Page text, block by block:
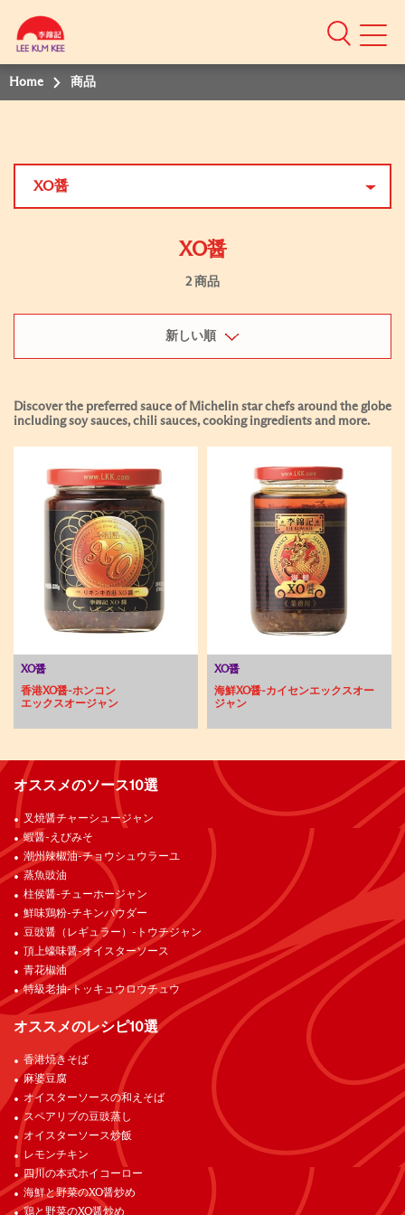
Home 商品
XO醤
XO醤
2 商品
新しい順
Discover the preferred sauce of Michelin star chefs around the globe
including soy sauces, chili sauces, cooking ingredients and more.
XO醤
香港XO醤-ホンコン
エックスオージャン
XO醤
海鮮XO醤-カイセンエックスオー
ジャン
オススメのソース10選
叉焼醤チャーシュージャン
蝦醤-えびみそ
潮州辣椒油-チョウシュウラーユ
蒸魚豉油
柱侯醤-チューホージャン
鮮味鶏粉-チキンパウダー
豆豉醤（レギュラー）-トウチジャン
頂上蠔味醤-オイスターソース
青花椒油
特級老抽-トッキュウロウチュウ
オススメのレシピ10選
香港焼きそば
麻婆豆腐
オイスターソースの和えそば
スペアリブの豆豉蒸し
オイスターソース炒飯
レモンチキン
四川の本式ホイコーロー
海鮮と野菜のXO醤炒め
鶏と野菜のXO醤炒め